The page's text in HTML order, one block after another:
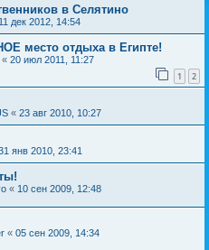
в Селятино
11 дек 2012, 14:54
место отдыха в Египте!
« 20 июл 2011, 11:27
1 2
« 23 авг 2010, 10:27
янв 2010, 23:41
« 10 сен 2009, 12:48
« 05 сен 2009, 14:34